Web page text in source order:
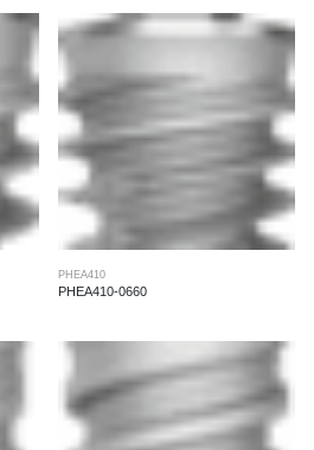
PHEA410
PHEA410-0660